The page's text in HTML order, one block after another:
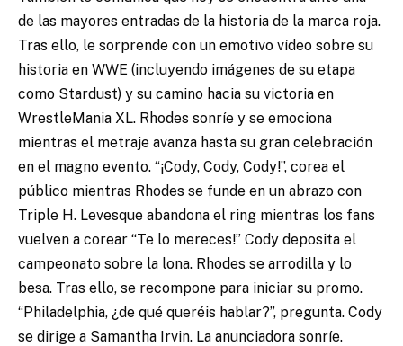
de las mayores entradas de la historia de la marca roja.
Tras ello, le sorprende con un emotivo vídeo sobre su
historia en WWE (incluyendo imágenes de su etapa
como Stardust) y su camino hacia su victoria en
WrestleMania XL. Rhodes sonríe y se emociona
mientras el metraje avanza hasta su gran celebración
en el magno evento. “¡Cody, Cody, Cody!”, corea el
público mientras Rhodes se funde en un abrazo con
Triple H. Levesque abandona el ring mientras los fans
vuelven a corear “Te lo mereces!” Cody deposita el
campeonato sobre la lona. Rhodes se arrodilla y lo
besa. Tras ello, se recompone para iniciar su promo.
“Philadelphia, ¿de qué queréis hablar?”, pregunta. Cody
se dirige a Samantha Irvin. La anunciadora sonríe.